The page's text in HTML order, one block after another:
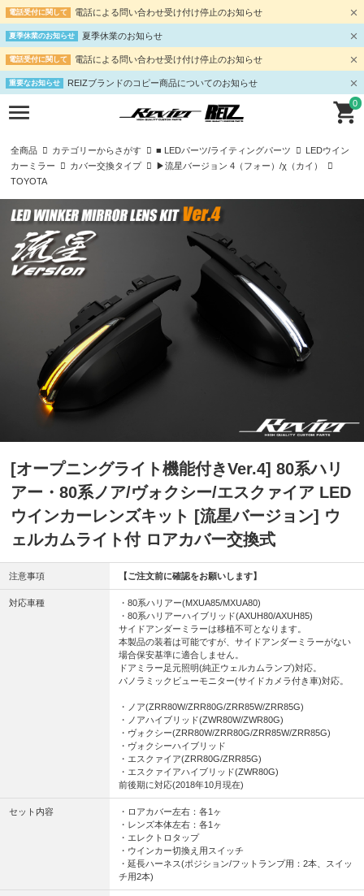
電話受付に関して 電話による問い合わせ受け付け停止のお知らせ
夏季休業のお知らせ 夏季休業のお知らせ
電話受付に関して 電話による問い合わせ受け付け停止のお知らせ
重要なお知らせ REIZブランドのコピー商品についてのお知らせ
0
全商品 カテゴリーからさがす ■ LEDパーツ/ライティングパーツ
LEDウイン
カーミラー
カバー交換タイプ
▶流星バージョン 4（フォー）/χ（カイ）
TOYOTA
[オープニングライト機能付きVer.4] 80系ハリ
アー・80系ノア/ヴォクシー/エスクァイア LED
ウインカーレンズキット [流星バージョン] ウ
ェルカムライト付 ロアカバー交換式
注意事項 【ご注文前に確認をお願いします】
対応車種
・80系ハリアー(MXUA85/MXUA80)
・80系ハリアーハイブリッド(AXUH80/AXUH85)
サイドアンダーミラーは移植不可となります。
本製品の装着は可能ですが、サイドアンダーミラーがない
場合保安基準に適合しません。
ドアミラー足元照明(純正ウェルカムランプ)対応。
パノラミックビューモニター(サイドカメラ付き車)対応。
・ノア(ZRR80W/ZRR80G/ZRR85W/ZRR85G)
・ノアハイブリッド(ZWR80W/ZWR80G)
・ヴォクシー(ZRR80W/ZRR80G/ZRR85W/ZRR85G)
・ヴォクシーハイブリッド
・エスクァイア(ZRR80G/ZRR85G)
・エスクァイアハイブリッド(ZWR80G)
前後期に対応(2018年10月現在)
セット内容
・ロアカバー左右：各1ヶ
・レンズ本体左右：各1ヶ
・エレクトロタップ
・ウインカー切換え用スイッチ
・延長ハーネス(ポジション/フットランプ用：2本、スイッ
チ用2本)